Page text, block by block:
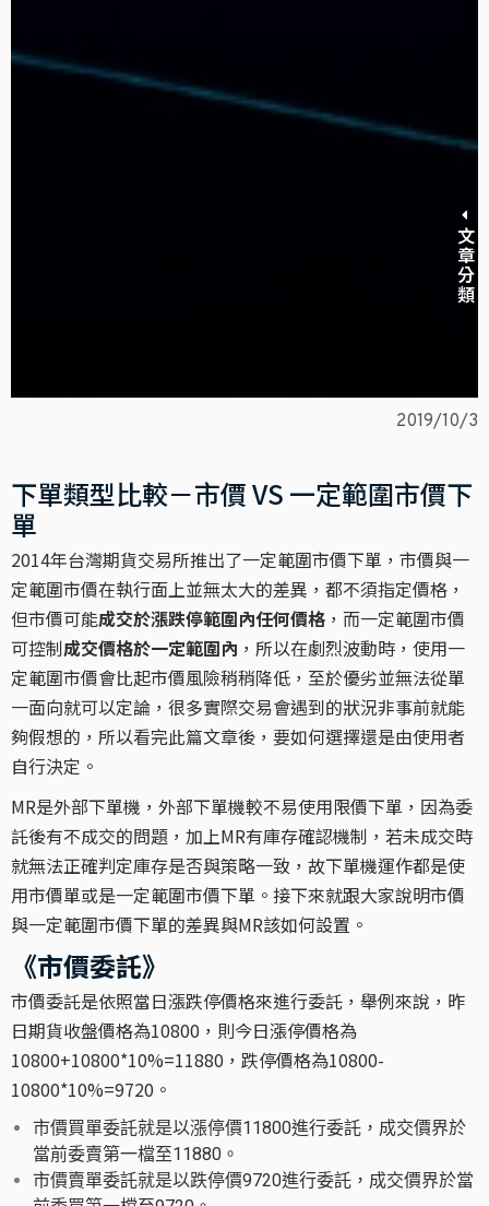
2019/10/3
下單類型比較－市價 VS 一定範圍市價下
單
2014年台灣期貨交易所推出了一定範圍市價下單，市價與一
定範圍市價在執行面上並無太大的差異，都不須指定價格，
但市價可能成交於漲跌停範圍內任何價格 ，而一定範圍市價
可控制成交價格於一定範圍內 ，所以在劇烈波動時，使用一
定範圍市價會比起市價風險稍稍降低，至於優劣並無法從單
一面向就可以定論，很多實際交易會遇到的狀況非事前就能
夠假想的，所以看完此篇文章後，要如何選擇還是由使用者
自行決定。
MR是外部下單機，外部下單機較不易使用限價下單，因為委
託後有不成交的問題，加上MR有庫存確認機制，若未成交時
就無法正確判定庫存是否與策略一致，故下單機運作都是使
用市價單或是一定範圍市價下單。接下來就跟大家說明市價
與一定範圍市價下單的差異與MR該如何設置。
《市價委託》
市價委託是依照當日漲跌停價格來進行委託，舉例來說，昨
日期貨收盤價格為10800，則今日漲停價格為
10800+10800*10%=11880，跌停價格為10800-
10800*10%=9720。
市價買單委託就是以漲停價11800進行委託，成交價界於
當前委賣第一檔至11880。
市價賣單委託就是以跌停價9720進行委託，成交價界於當
文章分類